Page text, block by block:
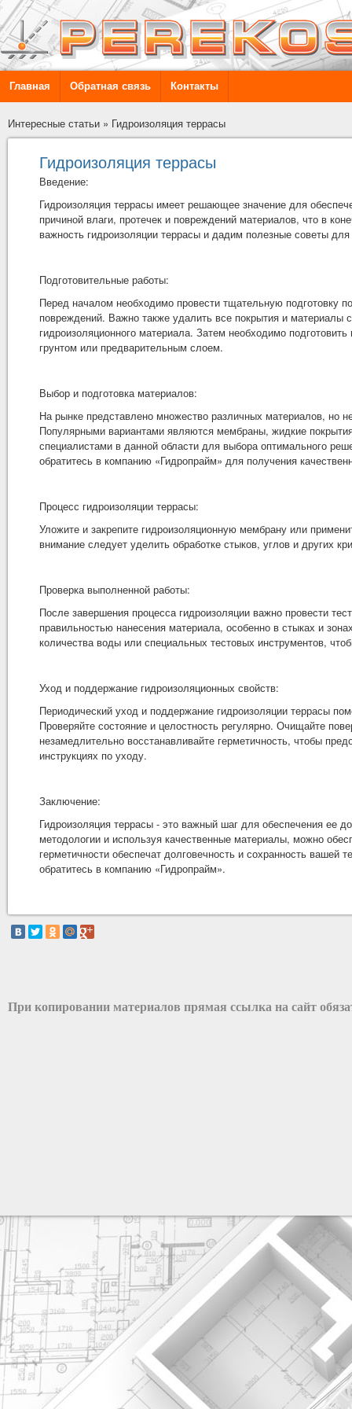
Главная Обратная связь Контакты
Интересные статьи » Гидроизоляция террасы
Гидроизоляция террасы
Введение:
Гидроизоляция террасы имеет решающее значение для
причиной влаги, протечек и повреждений материалов, что в
важность гидроизоляции террасы и дадим полезные советы
Подготовительные работы:
Перед началом необходимо провести тщательную подготовку
повреждений. Важно также удалить все покрытия и материалы
гидроизоляционного материала. Затем необходимо
грунтом или предварительным слоем.
Выбор и подготовка материалов:
На рынке представлено множество различных материалов, но
Популярными вариантами являются мембраны, жидкие
специалистами в данной области для выбора оптимального
обратитесь в компанию «Гидропрайм» для получения
Процесс гидроизоляции террасы:
Уложите и закрепите гидроизоляционную мембрану или
внимание следует уделить обработке стыков, углов и других
Проверка выполненной работы:
После завершения процесса гидроизоляции важно провести
правильностью нанесения материала, особенно в стыках и
количества воды или специальных тестовых инструментов,
Уход и поддержание гидроизоляционных свойств:
Периодический уход и поддержание гидроизоляции террасы
Проверяйте состояние и целостность регулярно. Очищайте
незамедлительно восстанавливайте герметичность, чтобы
инструкциях по уходу.
Заключение:
Гидроизоляция террасы - это важный шаг для обеспечения ее
методологии и используя качественные материалы, можно
герметичности обеспечат долговечность и сохранность
обратитесь в компанию «Гидропрайм».
При копировании материалов прямая ссылка на сайт